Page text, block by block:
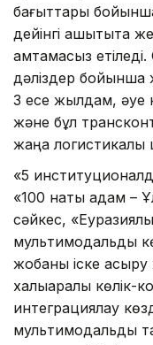
бағыттары
дейінгі
қамтамасыз
дәліздер бойынша
3 есе жылдам, әуе
және бұл
жаңа логистикалық
«5
«100 нақты қадам
сәйкес, «Еуразиялық
мультимодальдық
жобаны іске
халықаралық
интеграциялау
мультимодальдық